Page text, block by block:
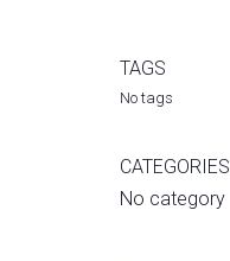
TAGS
No tags
CATEGORIES
No category